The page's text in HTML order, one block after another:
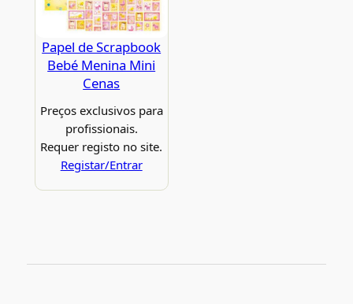
Papel de Scrapbook
Bebé Menina Mini
Cenas
Preços exclusivos para
profissionais.
Requer registo no site.
Registar/Entrar